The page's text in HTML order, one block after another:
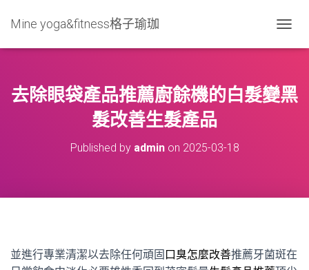
Mine yoga&fitness格子瑜珈
O
L
E
去除眼袋產品推薦廚餘機的白髮變黑
髮改善生髮產品
Published by adminon 2025-03-18
並進行專業清潔以去除任何頑固 口臭怎麼改善推薦牙菌斑在